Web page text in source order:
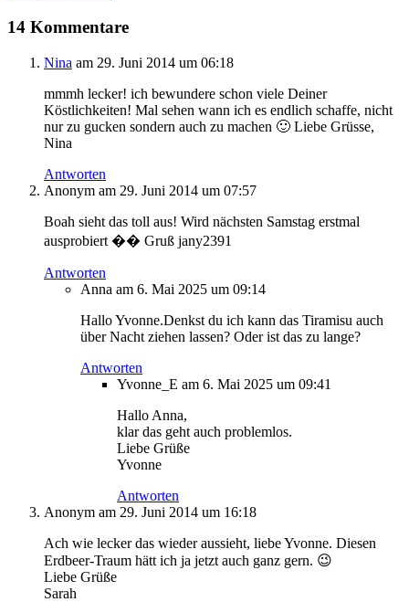
14 Kommentare
Nina am 29. Juni 2014 um 06:18
mmmh lecker! ich bewundere schon viele Deiner
Köstlichkeiten! Mal sehen wann ich es endlich schaffe, nicht
nur zu gucken sondern auch zu machen 🙂 Liebe Grüsse,
Nina
Antworten
Anonym am 29. Juni 2014 um 07:57
Boah sieht das toll aus! Wird nächsten Samstag erstmal
ausprobiert �� Gruß jany2391
Antworten
Anna am 6. Mai 2025 um 09:14
Hallo Yvonne.Denkst du ich kann das Tiramisu auch
über Nacht ziehen lassen? Oder ist das zu lange?
Antworten
Yvonne_E am 6. Mai 2025 um 09:41
Hallo Anna,
klar das geht auch problemlos.
Liebe Grüße
Yvonne
Antworten
Anonym am 29. Juni 2014 um 16:18
Ach wie lecker das wieder aussieht, liebe Yvonne. Diesen
Erdbeer-Traum hätt ich ja jetzt auch ganz gern. 😉
Liebe Grüße
Sarah